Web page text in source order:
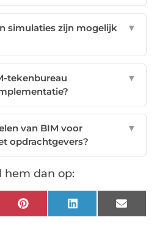
simulaties zijn mogelijk
▼
tekenbureau
▼
van BIM voor
opdrachtgevers?
▼
hem dan op:
Pinterest LinkedIn Email